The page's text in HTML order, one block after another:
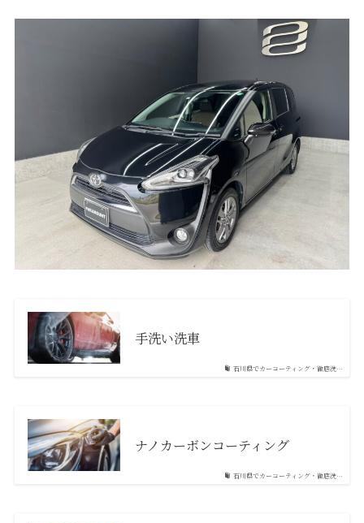
石川県でカーコーティング・徹底洗…
手洗い洗車
石川県でカーコーティング・徹底洗…
ナノカーボンコーティング